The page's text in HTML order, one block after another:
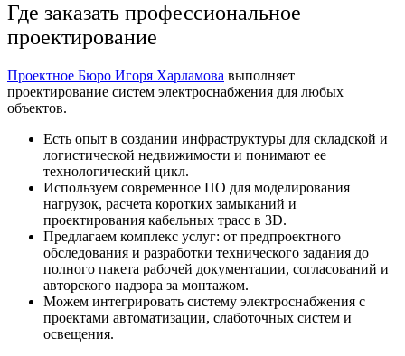
Где заказать профессиональное
проектирование
Проектное Бюро Игоря Харламова выполняет
проектирование систем электроснабжения для любых
объектов.
Есть опыт в создании инфраструктуры для складской и
логистической недвижимости и понимают ее
технологический цикл.
Используем современное ПО для моделирования
нагрузок, расчета коротких замыканий и
проектирования кабельных трасс в 3D.
Предлагаем комплекс услуг: от предпроектного
обследования и разработки технического задания до
полного пакета рабочей документации, согласований и
авторского надзора за монтажом.
Можем интегрировать систему электроснабжения с
проектами автоматизации, слаботочных систем и
освещения.